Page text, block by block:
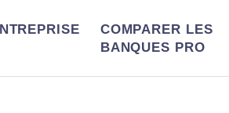
COMPARER LES
BANQUES PRO